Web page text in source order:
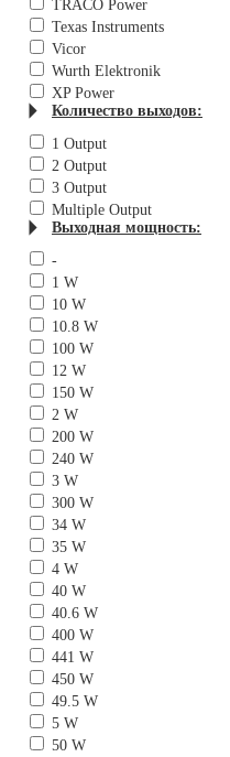
TRACO Power
Texas Instruments
Vicor
Wurth Elektronik
XP Power
Количество выходов:
1 Output
2 Output
3 Output
Multiple Output
Выходная мощность:
-
1 W
10 W
10.8 W
100 W
12 W
150 W
2 W
200 W
240 W
3 W
300 W
34 W
35 W
4 W
40 W
40.6 W
400 W
441 W
450 W
49.5 W
5 W
50 W